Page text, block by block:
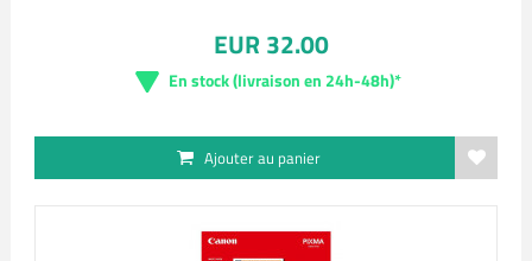
EUR 32.00
En stock (livraison en 24h-48h)*
Ajouter au panier